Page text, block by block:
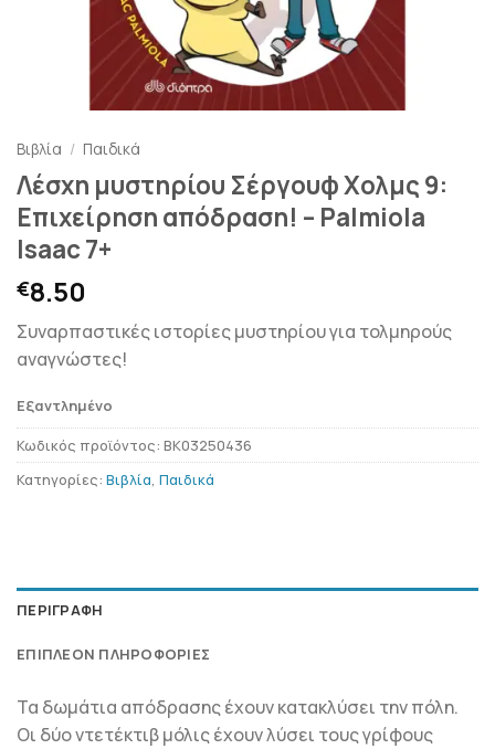
Βιβλία / Παιδικά
Λέσχη μυστηρίου Σέργουφ Χολμς 9:
Επιχείρηση απόδραση! – Palmiola
Isaac 7+
€8.50
Συναρπαστικές ιστορίες μυστηρίου για τολμηρούς
αναγνώστες!
Εξαντλημένο
Κωδικός προϊόντος: BK03250436
Κατηγορίες: Βιβλία, Παιδικά
ΠΕΡΙΓΡΑΦΉ
ΕΠΙΠΛΈΟΝ ΠΛΗΡΟΦΟΡΊΕΣ
Τα δωμάτια απόδρασης έχουν κατακλύσει την πόλη.
Οι δύο ντετέκτιβ μόλις έχουν λύσει τους γρίφους